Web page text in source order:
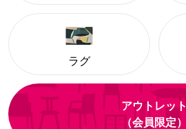
ラグ
アウトレット
（会員限定）